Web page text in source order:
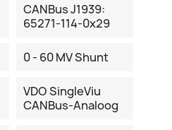
CANBus J1939:
65271-114-0x29
0 - 60 MV Shunt
VDO SingleViu
CANBus-Analoog